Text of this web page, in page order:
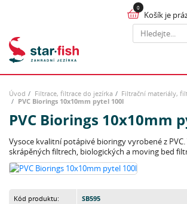
Hledat
Košík je
Úvod Filtrace, filtrace do jezírka
Filtrační materiály,
PVC Biorings 10x10mm pytel 100l
PVC Biorings 10x10mm
Vysoce kvalitní potápivé bioringy vyrobené z
skrápěných filtrech, biologických a moving bed
Kód produktu: SB595